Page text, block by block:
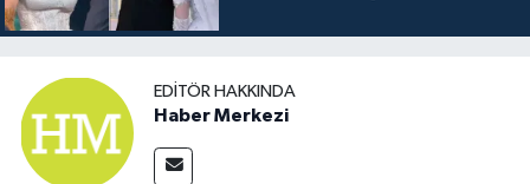
EDITÖR HAKKINDA
Haber Merkezi